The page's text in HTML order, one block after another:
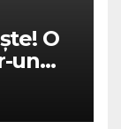
O
un